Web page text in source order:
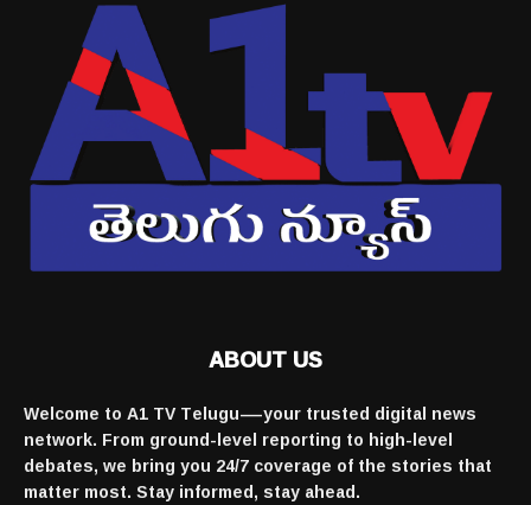
ABOUT US
Welcome to A1 TV Telugu—your trusted digital news
network. From ground-level reporting to high-level
debates, we bring you 24/7 coverage of the stories that
matter most. Stay informed, stay ahead.